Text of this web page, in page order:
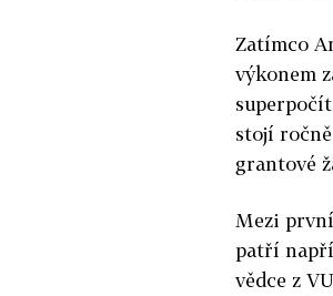
Zatímco
výkonem
stojí
grantové
Mezi
patří
vědce z